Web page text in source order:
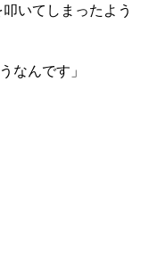
いてしまったよう
なんです」